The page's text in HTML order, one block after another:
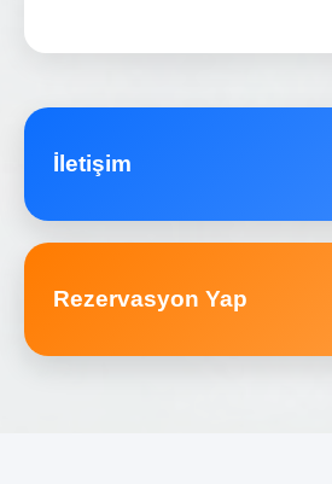
İletişim
Rezervasyon Yap